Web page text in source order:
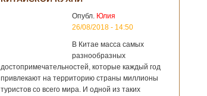
Опубл. Юлия
26/08/2018 - 14:50
В Китае масса самых
разнообразных
достопримечательностей, которые каждый год
привлекают на территорию страны миллионы
туристов со всего мира. И одной из таких